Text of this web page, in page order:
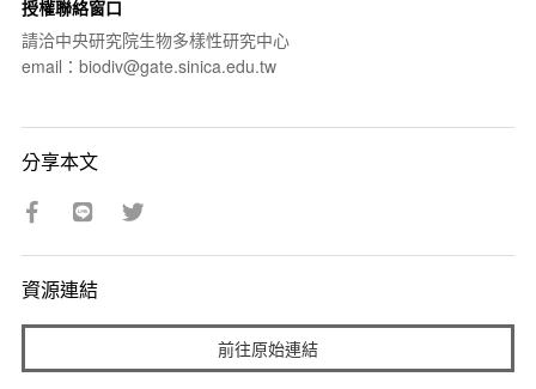
授權聯絡窗口
請洽中央研究院生物多樣性研究中心
email：biodiv@gate.sinica.edu.tw
分享本文
資源連結
前往原始連結